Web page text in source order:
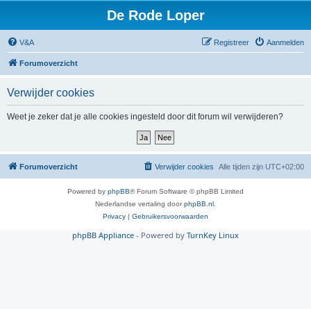
De Rode Loper
V&A Aanmelden
Registreer
Forumoverzicht
Verwijder cookies
Weet je zeker dat je alle cookies ingesteld door dit forum wil verwijderen?
Forumoverzicht Alle tijden zijn UTC+02:00
Verwijder cookies
Powered by phpBB® Forum Software © phpBB Limited
Nederlandse vertaling doorphpBB.nl
Privacy | Gebruikersvoorwaarden
phpBB Appliance - Powered by TurnKey Linux